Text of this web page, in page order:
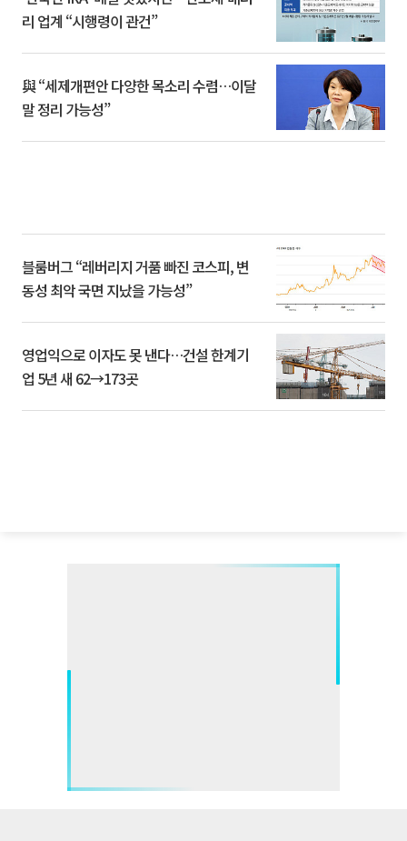
리 업계 “시행령이 관건”
與 “세제개편안 다양한 목소리 수렴…이달
말 정리 가능성”
블룸버그 “레버리지 거품 빠진 코스피, 변
동성 최악 국면 지났을 가능성”
영업익으로 이자도 못 낸다…건설 한계기
업 5년 새 62→173곳